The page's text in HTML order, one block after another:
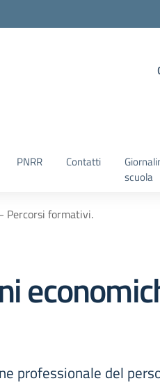
PNRR Contatti
scuola
Percorsi formativi.
professionale del